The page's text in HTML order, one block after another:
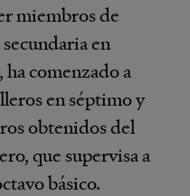
miembros de
en
comenzado a
en séptimo y
obtenidos del
que supervisa a
básico.